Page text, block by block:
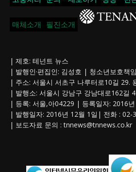
매체소개 필진소개
| 제호: 테넌트 뉴스
| 발행인·편집인: 김성호 | 청소년보호책
| 주소: 서울시 서초구 나루터로10길 29.
| 발행소: 서울시 강남구 강남대로162길
| 등록: 서울,아04229 | 등록일자: 2016
| 발행일자: 2016년 12월 1일| 전화 : 02-
| 보도자료 문의 :tnnews@tnnews.co.kr